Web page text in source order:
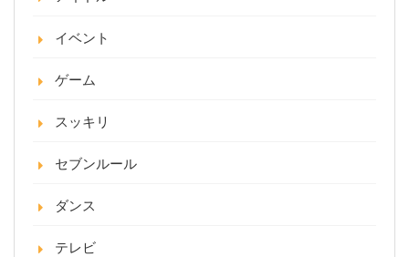
イベント
ゲーム
スッキリ
セブンルール
ダンス
テレビ